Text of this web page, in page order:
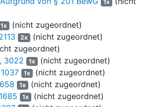
werden und ein Abzugsposten in
den Sonderwerten erfasst werden.
der Gesellschaft vom
7) kam es zu einem voraussichtlich zu
für das Geschäft in der
sich ein Unternehmenswert der
der Hauptversammlung von € 35.170
Wert pro Aktie als Grundlage der
errechnete.
1x
1x (nicht zugeordnet)
2x (nicht zugeordnet)
zugeordnet)
3022
1x (nicht zugeordnet)
1x (nicht zugeordnet)
1x (nicht zugeordnet)
1x (nicht zugeordnet)